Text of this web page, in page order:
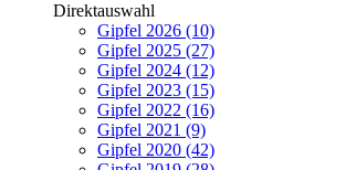
Direktauswahl
Gipfel 2026 (10)
Gipfel 2025 (27)
Gipfel 2024 (12)
Gipfel 2023 (15)
Gipfel 2022 (16)
Gipfel 2021 (9)
Gipfel 2020 (42)